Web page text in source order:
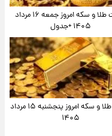
قیمت طلا و سکه امروز جمعه ۱۶ مرداد
۱۴۰۵ +جدول
قیمت طلا و سکه امروز پنجشنبه ۱۵ مرداد
۱۴۰۵